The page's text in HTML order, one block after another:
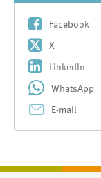
Facebook
X
LinkedIn
WhatsApp
E-mail